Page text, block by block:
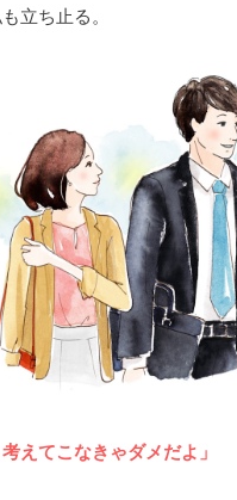
立ち止る。
考えてこなきゃダメだよ」